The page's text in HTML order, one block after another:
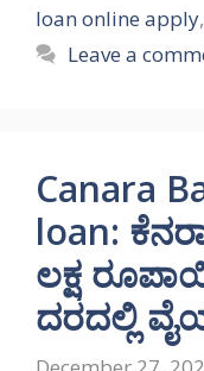
loan online apply,
Leave a
Canara
loan:
ಲಕ್ಷ
ದರದಲ್ಲಿ